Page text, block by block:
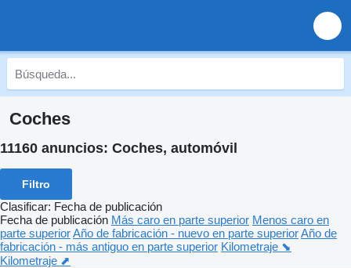
Coches
11160 anuncios: Coches, automóvil
Filtro
Clasificar: Fecha de publicación
Fecha de publicación Más caro en parte superior Menos caro en
parte superiorAño de fabricación - nuevo en parte superiorAño de
fabricación - más antiguo en parte superior Kilometraje ⬊
Kilometraje ⬈